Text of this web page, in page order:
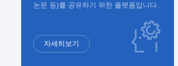
논문 등)를 공유하기 위한 플랫폼입니다.
자세히보기